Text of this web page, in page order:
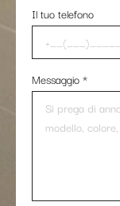
Il tuo telefono
Messaggio*